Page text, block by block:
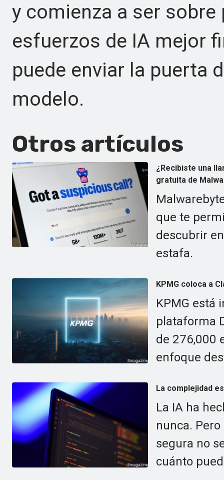
y comienza a ser
esfuerzos de IA mejor
puede enviar la puerta
modelo.
Otros artículos
¿Recibiste una
gratuita de
que te
descubrir
estafa.
KPMG coloca a
KPMG está
plataforma
de 276,000
enfoque
La complejidad
La IA ha
nunca.
segura no
cuánto